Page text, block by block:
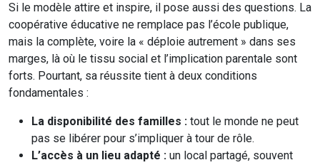
Si le modèle attire et inspire, il pose aussi des questions. La
coopérative éducative ne remplace pas l’école publique,
mais la complète, voire la « déploie autrement » dans ses
marges, là où le tissu social et l’implication parentale sont
forts. Pourtant, sa réussite tient à deux conditions
fondamentales :
La disponibilité des familles : tout le monde ne peut
pas se libérer pour s’impliquer à tour de rôle.
L’accès à un lieu adapté : un local partagé, souvent